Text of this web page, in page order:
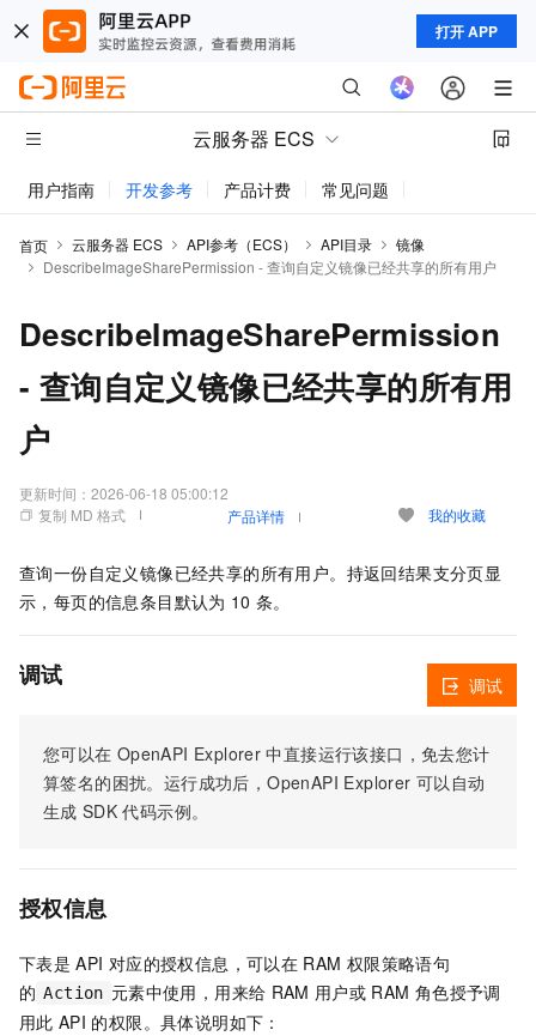
打开 APP
云服务器 ECS
用户指南 开发参考 产品计费 常见问题
首页 云服务器 ECS API参考（ECS） API目录
镜像
DescribeImageSharePermission - 查询自定义镜像已经共享的所有用户
DescribeImageSharePermission
- 查询自定义镜像已经共享的所有用
户
更新时间： 2026-06-18 05:00:12
复制 MD 格式
产品详情 我的收藏
查询一份自定义镜像已经共享的所有用户。持返回结果支分页显
示，每页的信息条目默认为 10 条。
调试
您可以在 OpenAPI Explorer 中直接运行该接口，免去您计
算签名的困扰。运行成功后，OpenAPI Explorer 可以自动
生成 SDK 代码示例。
调试
授权信息
下表是 API 对应的授权信息，可以在 RAM 权限策略语句
的 Action 元素中使用，用来给 RAM 用户或 RAM 角色授予调
用此 API 的权限。具体说明如下：